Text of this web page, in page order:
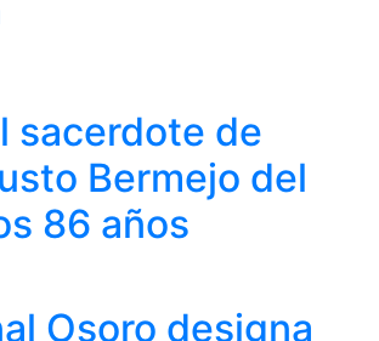
sacerdote de
Bermejo del
86 años
Osoro designa